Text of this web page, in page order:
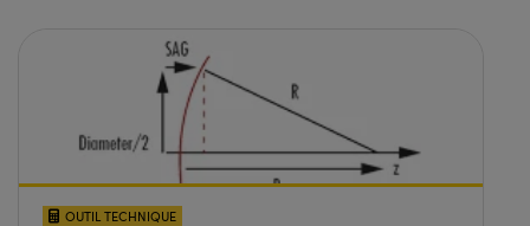
OUTIL TECHNIQUE